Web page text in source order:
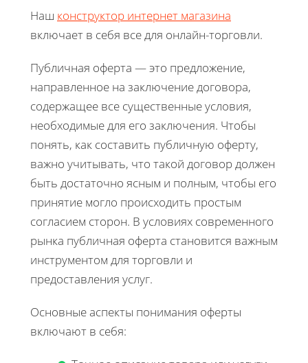
Наш конструктор интернет магазина
включает в себя все для онлайн-торговли.
Публичная оферта — это предложение,
направленное на заключение договора,
содержащее все существенные условия,
необходимые для его заключения. Чтобы
понять, как составить публичную оферту,
важно учитывать, что такой договор должен
быть достаточно ясным и полным, чтобы его
принятие могло происходить простым
согласием сторон. В условиях современного
рынка публичная оферта становится важным
инструментом для торговли и
предоставления услуг.
Основные аспекты понимания оферты
включают в себя: